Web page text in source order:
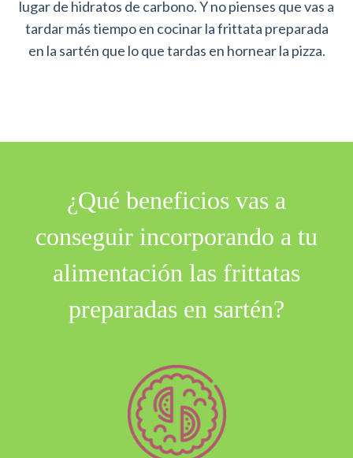
lugar de hidratos de carbono. Y no pienses que vas a
tardar más tiempo en cocinar la frittata preparada
en la sartén que lo que tardas en hornear la pizza.
¿ Qué beneficios vas a
conseguir incorporando a tu
alimentación las frittatas
preparadas en sartén?